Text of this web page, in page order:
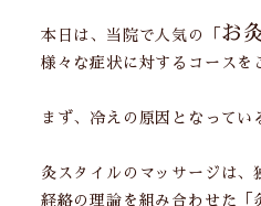
本日は、当院で人気の「お
様々な症状に対するコース
まず、冷えの原因となって
灸スタイルのマッサージは、
経絡の理論を組み合わせた「